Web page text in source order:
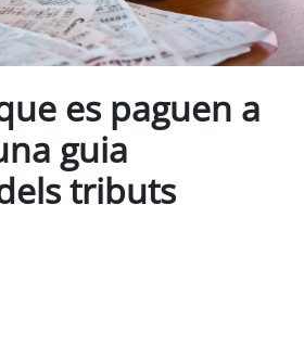
es paguen a
guia
tributs